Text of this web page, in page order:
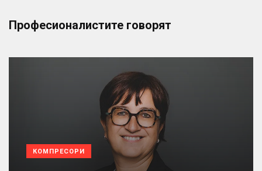
Професионалистите говорят
КОМПРЕСОРИ